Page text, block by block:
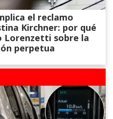
el reclamo
Kirchner: por qué
Lorenzetti sobre la
perpetua